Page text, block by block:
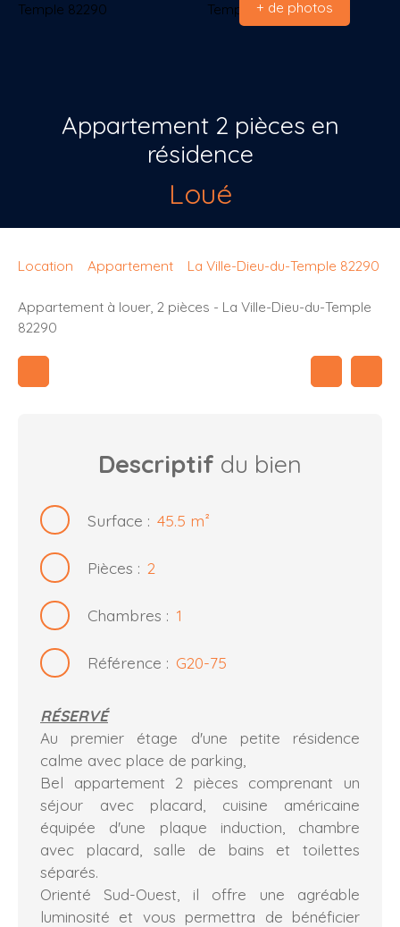
+ de photos
Appartement 2 pièces en
résidence
Loué
Location Appartement La Ville-Dieu-du-Temple 82290
Appartement à louer, 2 pièces - La Ville-Dieu-du-Temple
82290
Descriptif du bien
Surface : 45.5 m²
Pièces : 2
Chambres : 1
Référence : G20-75
RÉSERVÉ
Au premier étage d'une petite résidence
calme avec place de parking,
Bel appartement 2 pièces comprenant un
séjour avec placard, cuisine américaine
équipée d'une plaque induction, chambre
avec placard, salle de bains et toilettes
séparés.
Orienté Sud-Ouest, il offre une agréable
luminosité et vous permettra de bénéficier